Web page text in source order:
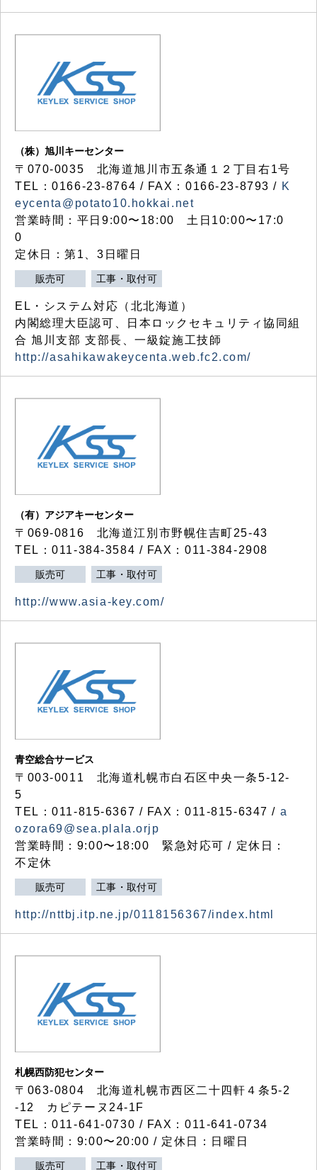
（株）旭川キーセンター
〒070-0035 北海道旭川市五条通１２丁目右1号
TEL：0166-23-8764 / FAX：0166-23-8793 / K
eycenta@potato10.hokkai.net
営業時間：平日9:00〜18:00 土日10:00〜17:0
0
定休日：第1、3日曜日
販売可 工事・取付可
EL・システム対応（北北海道）
内閣総理大臣認可、日本ロックセキュリティ協同組
合 旭川支部 支部長、一級錠施工技師
http://asahikawakeycenta.web.fc2.com/
（有）アジアキーセンター
〒069-0816 北海道江別市野幌住吉町25-43
TEL：011-384-3584 / FAX：011-384-2908
販売可 工事・取付可
http://www.asia-key.com/
青空総合サービス
〒003-0011 北海道札幌市白石区中央一条5-12-
5
TEL：011-815-6367 / FAX：011-815-6347 / a
ozora69@sea.plala.orjp
営業時間：9:00〜18:00 緊急対応可 / 定休日：
不定休
販売可 工事・取付可
http://nttbj.itp.ne.jp/0118156367/index.html
札幌西防犯センター
〒063-0804 北海道札幌市西区二十四軒４条5-2
-12 カピテーヌ24-1F
TEL：011-641-0730 / FAX：011-641-0734
営業時間：9:00〜20:00 / 定休日：日曜日
販売可 工事・取付可